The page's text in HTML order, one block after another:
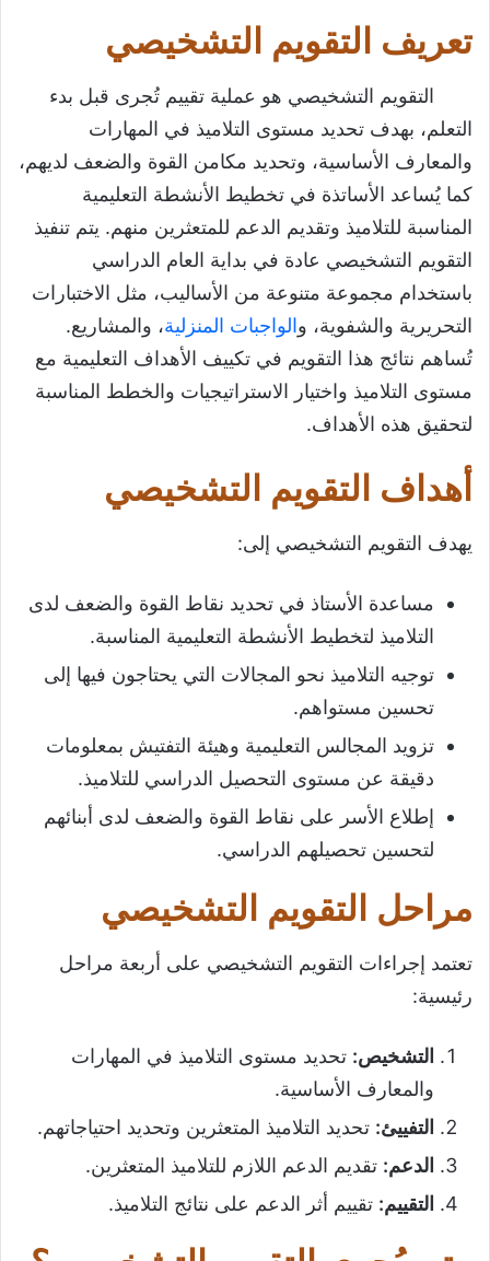
تعريف التقويم التشخيصي
التقويم التشخيصي هو عملية تقييم تُجرى قبل بدء
التعلم، بهدف تحديد مستوى التلاميذ في المهارات
والمعارف الأساسية، وتحديد مكامن القوة والضعف لديهم،
كما يُساعد الأساتذة في تخطيط الأنشطة التعليمية
المناسبة للتلاميذ وتقديم الدعم للمتعثرين منهم. يتم تنفيذ
التقويم التشخيصي عادة في بداية العام الدراسي
باستخدام مجموعة متنوعة من الأساليب، مثل الاختبارات
التحريرية والشفوية، والواجبات المنزلية، والمشاريع.
تُساهم نتائج هذا التقويم في تكييف الأهداف التعليمية مع
مستوى التلاميذ واختيار الاستراتيجيات والخطط المناسبة
لتحقيق هذه الأهداف.
أهداف التقويم التشخيصي
يهدف التقويم التشخيصي إلى:
مساعدة الأستاذ في تحديد نقاط القوة والضعف لدى
التلاميذ لتخطيط الأنشطة التعليمية المناسبة.
توجيه التلاميذ نحو المجالات التي يحتاجون فيها إلى
تحسين مستواهم.
تزويد المجالس التعليمية وهيئة التفتيش بمعلومات
دقيقة عن مستوى التحصيل الدراسي للتلاميذ.
إطلاع الأسر على نقاط القوة والضعف لدى أبنائهم
لتحسين تحصيلهم الدراسي.
مراحل التقويم التشخيصي
تعتمد إجراءات التقويم التشخيصي على أربعة مراحل
رئيسية:
التشخيص: تحديد مستوى التلاميذ في المهارات
والمعارف الأساسية.
التفييئ: تحديد التلاميذ المتعثرين وتحديد احتياجاتهم.
الدعم: تقديم الدعم اللازم للتلاميذ المتعثرين.
التقييم: تقييم أثر الدعم على نتائج التلاميذ.